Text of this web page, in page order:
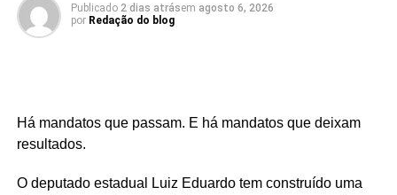
Publicado 2 dias atrásem agosto 6, 2026
por Redação do blog
Há mandatos que passam. E há mandatos que deixam
resultados.
O deputado estadual Luiz Eduardo tem construído uma